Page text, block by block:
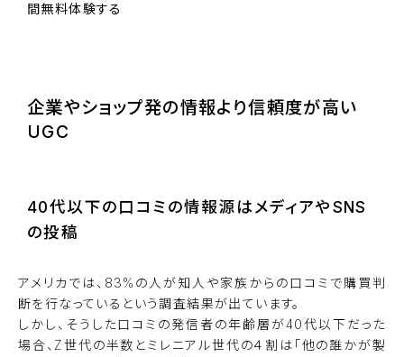
間無料体験する
企業やショップ発の情報より信頼度が高い
UGC
40代以下の口コミの情報源はメディアやSNS
の投稿
アメリカでは、83%の人が知人や家族からの口コミで購買判
断を行なっているという調査結果が出ています。
しかし、そうした口コミの発信者の年齢層が40代以下だった
場合、Z世代の半数とミレニアル世代の４割は「他の誰かが製